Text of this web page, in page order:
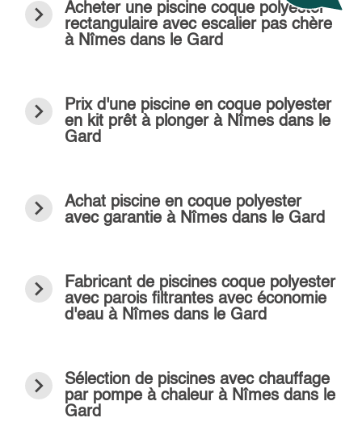
navigate_next
Acheter une piscine coque polyester
rectangulaire avec escalier pas chère
à Nîmes dans le Gard
navigate_next
Prix d'une piscine en coque polyester
en kit prêt à plonger à Nîmes dans le
Gard
navigate_next
Achat piscine en coque polyester
avec garantie à Nîmes dans le Gard
navigate_next
Fabricant de piscines coque polyester
avec parois filtrantes avec économie
d'eau à Nîmes dans le Gard
navigate_next
Sélection de piscines avec chauffage
par pompe à chaleur à Nîmes dans le
Gard